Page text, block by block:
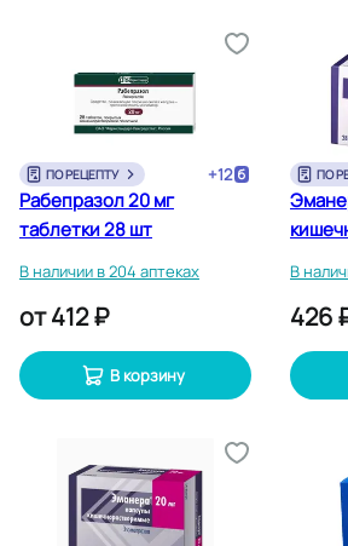
ПО РЕЦЕПТУ +12
Рабепразол 20 мг
таблетки 28 шт
В наличии в 204 аптеках
от412 ₽
В корзину
ПО
В
426